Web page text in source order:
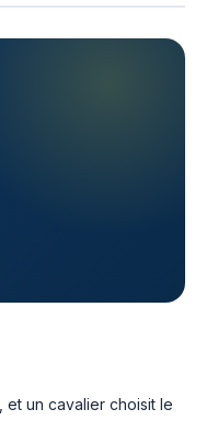
un cavalier choisit le